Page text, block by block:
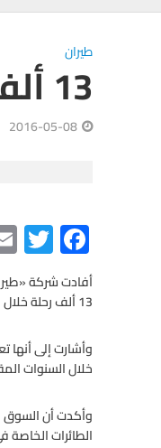
طيران
13 ألف رحلة “طيران خاص” في دبي خلال 2015
2016-05-08
F
ac
e
b
o
o
k
T
tt
er
أفادت شركة
13 ألف رحلة خلال العام الماضي، 40% منها عبر مطار آل مكتوم الدولي.
خلال السنوات
وأكدت أن السوق
الطائرات الخاصة